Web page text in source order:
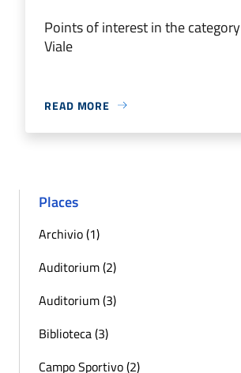
Points of interest in the category
Viale
READ MORE
Places
Archivio (1)
Auditorium (2)
Auditorium (3)
Biblioteca (3)
Campo Sportivo (2)